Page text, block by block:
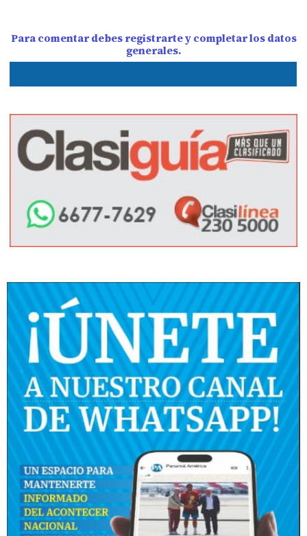
Para comentar debes registrarte y completar los datos
generales.